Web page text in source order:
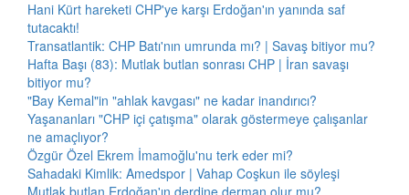
Hani Kürt hareketi CHP'ye karşı Erdoğan'ın yanında saf
tutacaktı!
Transatlantik: CHP Batı'nın umrunda mı? | Savaş bitiyor mu?
Hafta Başı (83): Mutlak butlan sonrası CHP | İran savaşı
bitiyor mu?
"Bay Kemal"in "ahlak kavgası" ne kadar inandırıcı?
Yaşananları "CHP içi çatışma" olarak göstermeye çalışanlar
ne amaçlıyor?
Özgür Özel Ekrem İmamoğlu'nu terk eder mi?
Sahadaki Kimlik: Amedspor | Vahap Coşkun ile söyleşi
Mutlak butlan Erdoğan'ın derdine derman olur mu?